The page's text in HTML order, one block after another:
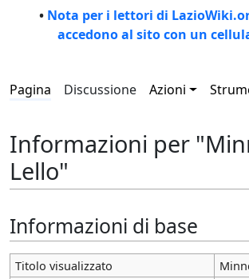
• Nota per i lettori di
accedono al sito con un
Pagina Discussione Azioni
Informazioni per
Lello"
Informazioni di base
Titolo visualizzato